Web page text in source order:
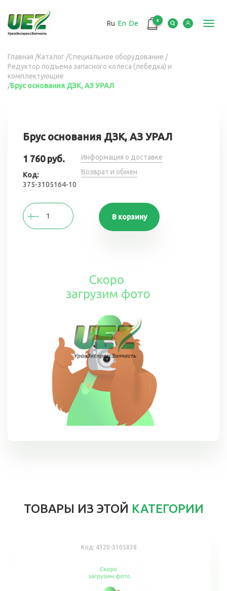
основному
содержанию
Ru En De 0
Вы
здесь
Главная /Каталог /Специальное оборудование /
Редуктор подъема запасного колеса (лебедка) и
комплектующие
/Брус основания ДЗК, АЗ УРАЛ
Брус основания ДЗК, АЗ УРАЛ
1 760 руб.
Код:
375-3105164-10
Информация о доставке
Возврат и обмен
В корзину
ТОВАРЫ ИЗ ЭТОЙ КАТЕГОРИИ
Код: 4320-3105838